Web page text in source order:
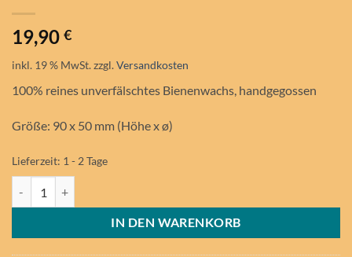
19,90 €
inkl. 19 % MwSt.zzgl.Versandkosten
100% reines unverfälschtes Bienenwachs, handgegossen
Größe: 90 x 50 mm (Höhe x ø)
Lieferzeit: 1 - 2 Tage
IN DEN WARENKORB